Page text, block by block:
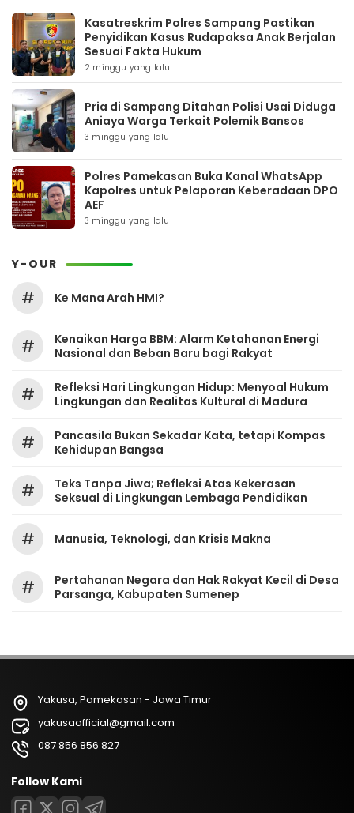
Kasatreskrim Polres Sampang Pastikan
Penyidikan Kasus Rudapaksa Anak Berjalan
Sesuai Fakta Hukum
2 minggu yang lalu
Pria di Sampang Ditahan Polisi Usai Diduga
Aniaya Warga Terkait Polemik Bansos
3 minggu yang lalu
Polres Pamekasan Buka Kanal WhatsApp
Kapolres untuk Pelaporan Keberadaan DPO
AEF
3 minggu yang lalu
Y-OUR
# Ke Mana Arah HMI?
#
Kenaikan Harga BBM: Alarm Ketahanan Energi
Nasional dan Beban Baru bagi Rakyat
#
Refleksi Hari Lingkungan Hidup: Menyoal Hukum
Lingkungan dan Realitas Kultural di Madura
#
Pancasila Bukan Sekadar Kata, tetapi Kompas
Kehidupan Bangsa
#
Teks Tanpa Jiwa; Refleksi Atas Kekerasan
Seksual di Lingkungan Lembaga Pendidikan
# Manusia, Teknologi, dan Krisis Makna
#
Pertahanan Negara dan Hak Rakyat Kecil di Desa
Parsanga, Kabupaten Sumenep
Yakusa, Pamekasan - Jawa Timur
yakusaofficial@gmail.com
087 856 856 827
Follow Kami